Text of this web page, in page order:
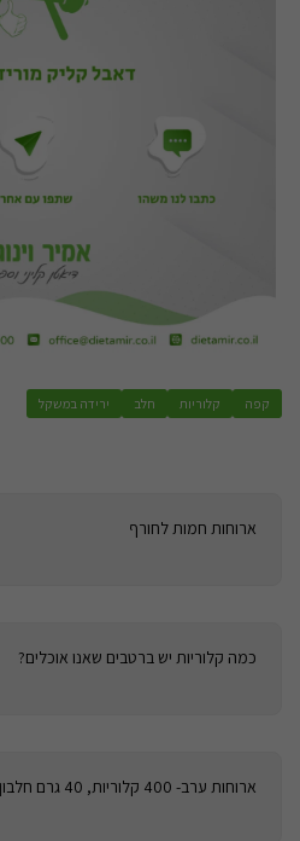
קפה קלוריות חלב ירידה במשקל
ארוחות חמות לחורף
כמה קלוריות יש ברטבים שאנו אוכלים?
ארוחות ערב- 400 קלוריות, 40 גרם חלבון!